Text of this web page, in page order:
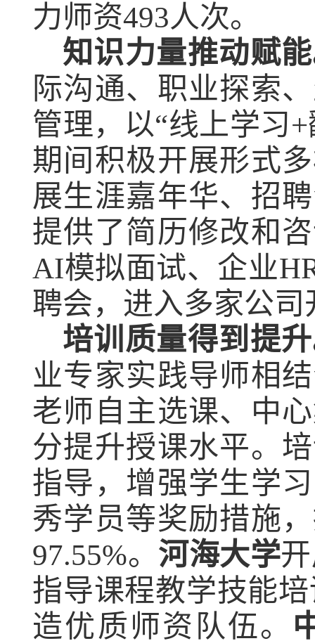
力师资493人次。
知识力量推动赋
际沟通、职业探索
管理， 以“线上学习+
期间积极开展形式
展生涯嘉年华、招
提供了简历修改和
AI模拟面试、企业
聘会，进入多家公
培训质量得到提
业专家实践导师相
老师自主选课、中
分提升授课水平。
指导，增强学生学
秀学员等奖励措施
97.55%。 河海大学
指导课程教学技能
造优质师资队伍。